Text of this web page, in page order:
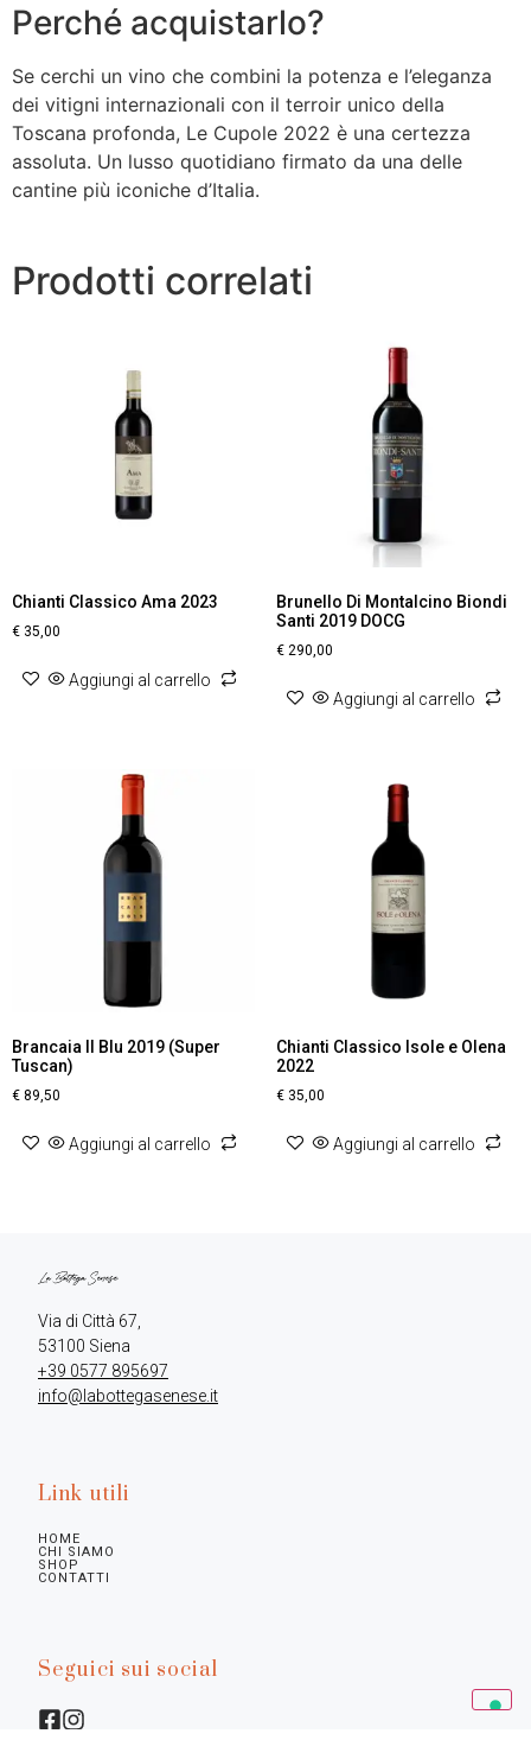
Perché acquistarlo?
Se cerchi un vino che combini la potenza e l’eleganza
dei vitigni internazionali con il terroir unico della
Toscana profonda, Le Cupole 2022 è una certezza
assoluta. Un lusso quotidiano firmato da una delle
cantine più iconiche d’Italia.
Prodotti correlati
Chianti Classico Ama 2023
€ 35,00
Aggiungi al carrello
Brunello Di Montalcino Biondi
Santi 2019 DOCG
€290,00
Aggiungi al carrello
Brancaia Il Blu 2019 (Super
Tuscan)
€ 89,50
Aggiungi al carrello
Chianti Classico Isole e Olena
2022
€35,00
Aggiungi al carrello
Via di Città 67,
+39 0577 895697
info@labottegasenese.it
Link utili
HOME
CHI SIAMO
SHOP
CONTATTI
Seguici sui social